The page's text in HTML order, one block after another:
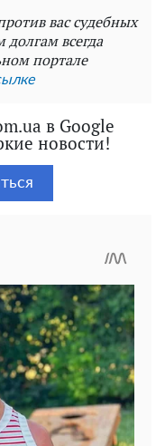
вас судебных
всегда
портале
в Google
новости!